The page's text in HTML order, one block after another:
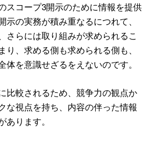
スコープ3開示のために情報を提供
示の実務が積み重なるにつれて、
さらには取り組みが求められるこ
り、求める側も求められる側も、
体を意識せざるをえないのです。
比較されるため、競争力の観点か
な視点を持ち、内容の伴った情報
あります。